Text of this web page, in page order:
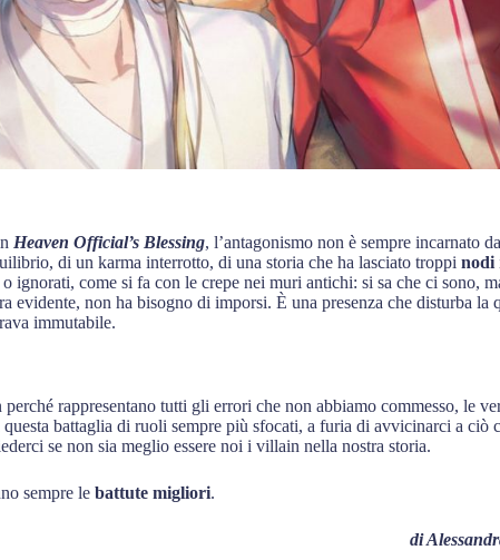
Heaven Official’s Blessing, l’antagonismo non è sempre incarnato
di un karma interrotto, di una storia che ha lasciato troppi nodi
come si fa con le crepe nei muri antichi: si sa che ci sono,
evidente, non ha bisogno di imporsi. È una presenza che disturba la
immutabile.
rappresentano tutti gli errori che non abbiamo commesso, le
battaglia di ruoli sempre più sfocati, a furia di avvicinarci a ciò
se non sia meglio essere noi i villain nella nostra storia.
sempre le battute migliori.
di